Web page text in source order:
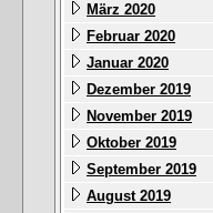
März 2020
Februar 2020
Januar 2020
Dezember 2019
November 2019
Oktober 2019
September 2019
August 2019